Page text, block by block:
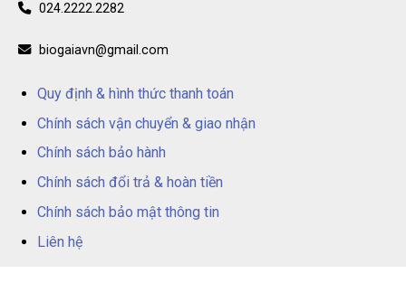
024.2222.2282
biogaiavn@gmail.com
Quy định & hình thức thanh toán
Chính sách vận chuyển & giao nhận
Chính sách bảo hành
Chính sách đổi trả & hoàn tiền
Chính sách bảo mật thông tin
Liên hệ